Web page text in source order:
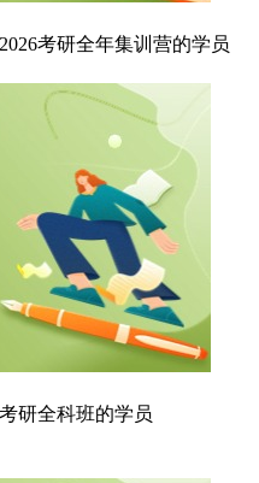
考研全年集训营的学员
研全科班的学员